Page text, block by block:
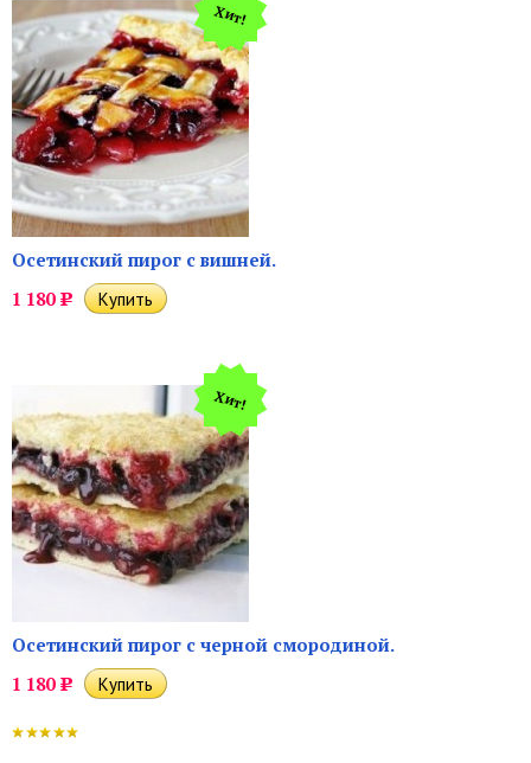
Хит!
Осетинский пирог с вишней.
1 180 Р
Хит!
Осетинский пирог с черной смородиной.
1 180 Р